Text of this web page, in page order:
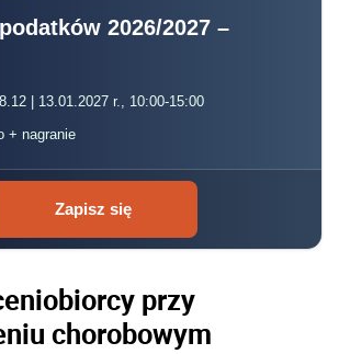
2026/2027 –
| 13.01.2027 r., 10:00-15:00
+ nagranie
Zapisz się
przy
chorobowym